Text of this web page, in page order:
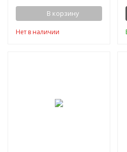
В корзину
Нет в наличии